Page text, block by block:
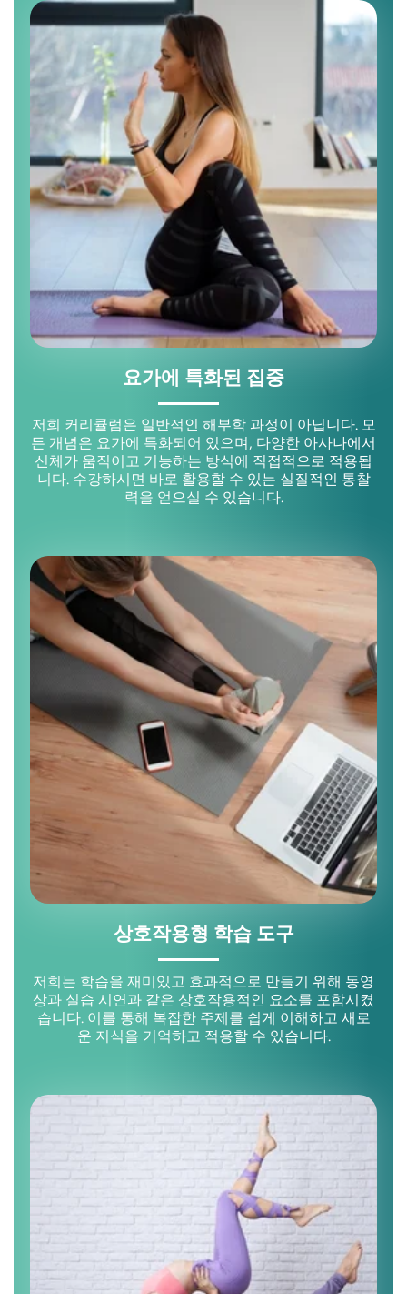
요가에 특화된 집중
저희 커리큘럼은 일반적인 해부학 과정이 아닙니다. 모
든 개념은 요가에 특화되어 있으며, 다양한 아사나에서
신체가 움직이고 기능하는 방식에 직접적으로 적용됩
니다. 수강하시면 바로 활용할 수 있는 실질적인 통찰
력을 얻으실 수 있습니다.
상호작용형 학습 도구
저희는 학습을 재미있고 효과적으로 만들기 위해 동영
상과 실습 시연과 같은 상호작용적인 요소를 포함시켰
습니다. 이를 통해 복잡한 주제를 쉽게 이해하고 새로
운 지식을 기억하고 적용할 수 있습니다.